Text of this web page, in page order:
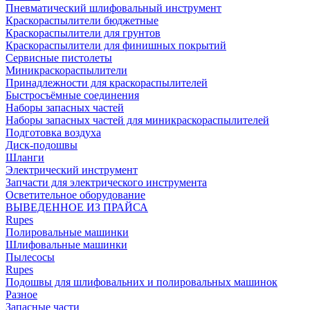
Пневматический шлифовальный инструмент
Краскораспылители бюджетные
Краскораспылители для грунтов
Краскораспылители для финишных покрытий
Сервисные пистолеты
Миникраскораспылители
Принадлежности для краскораспылителей
Быстросъёмные соединения
Наборы запасных частей
Наборы запасных частей для миникраскораспылителей
Подготовка воздуха
Диск-подошвы
Шланги
Электрический инструмент
Запчасти для электрического инструмента
Осветительное оборудование
ВЫВЕДЕННОЕ ИЗ ПРАЙСА
Rupes
Полировальные машинки
Шлифовальные машинки
Пылесосы
Rupes
Подошвы для шлифовальних и полировальных машинок
Разное
Запасные части